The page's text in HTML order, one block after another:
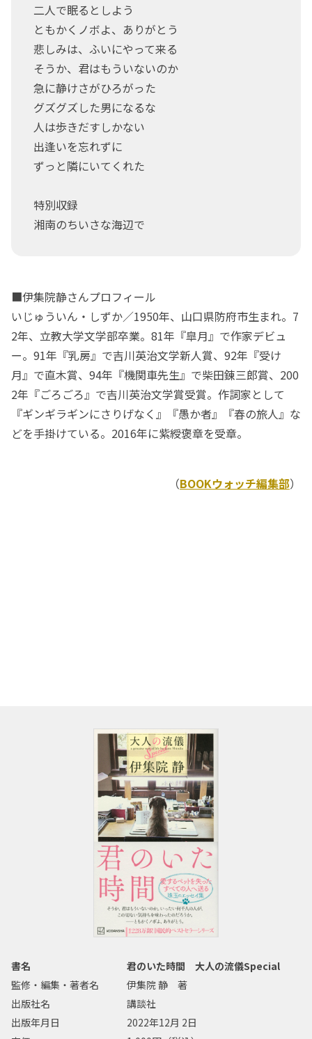
二人で眠るとしよう
ともかくノボよ、ありがとう
悲しみは、ふいにやって来る
そうか、君はもういないのか
急に静けさがひろがった
グズグズした男になるな
人は歩きだすしかない
出逢いを忘れずに
ずっと隣にいてくれた
特別収録
湘南のちいさな海辺で
■伊集院静さんプロフィール
いじゅういん・しずか／1950年、山口県防府市生まれ。7
2年、立教大学文学部卒業。81年『皐月』で作家デビュ
ー。91年『乳房』で吉川英治文学新人賞、92年『受け
月』で直木賞、94年『機関車先生』で柴田錬三郎賞、200
2年『ごろごろ』で吉川英治文学賞受賞。作詞家として
『ギンギラギンにさりげなく』『愚か者』『春の旅人』な
どを手掛けている。2016年に紫綬褒章を受章。
（BOOKウォッチ編集部）
書名
君のいた時間 大人の流儀Special
監修・編集・著者名
伊集院 静 著
出版社名
講談社
出版年月日
2022年12月 2日